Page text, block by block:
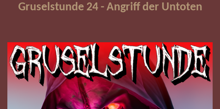
Gruselstunde 24 - Angriff der Untoten